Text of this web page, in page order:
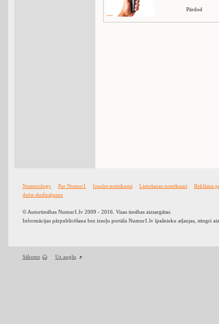
Pārdod
Numerology Par Numur1 Izsoles noteikumi Lietošanas noteikumi
Reklāma
dzēst sludinājumu
© Autortiesības Numur1.lv 2009 - 2016. Visas tiesības aizsargātas.
Informācijas pārpublicēšana bez izsoļu portāla Numur1.lv īpašnieku atļaujas, stingri
Sākums Uz augšu